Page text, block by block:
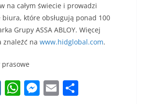
na całym świecie i prowadzi
które obsługują ponad 100
Grupy ASSA ABLOY. Więcej
znaleźć na www.hidglobal.com.
prasowe
W W M E